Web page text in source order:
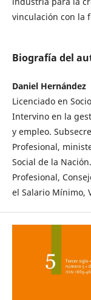
vinculación con la
Biografía del
Daniel Hernández
Licenciado en
Intervino en la
y empleo.
Profesional,
Social de la
Profesional,
el Salario Mínimo,